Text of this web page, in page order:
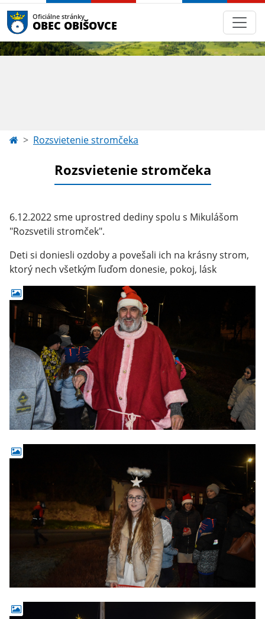
Oficiálne stránky
OBEC OBIŠOVCE
Rozsvietenie stromčeka
Rozsvietenie stromčeka
6.12.2022 sme uprostred dediny spolu s Mikulášom
"Rozsvetili stromček".
Deti si doniesli ozdoby a povešali ich na krásny strom,
ktorý nech všetkým ľuďom donesie, pokoj, lásk